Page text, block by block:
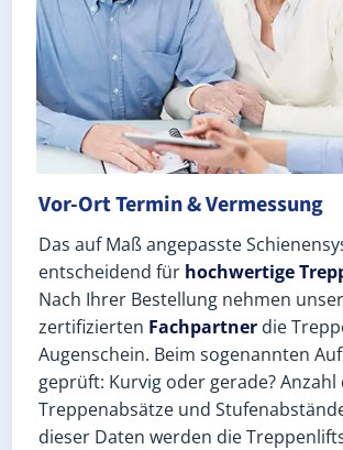
Vor-Ort Termin & Vermessung
Das auf Maß angepasste
entscheidend für hochwertige
Nach Ihrer Bestellung nehmen
zertifizierten Fachpartner die
Augenschein. Beim sogenannten
geprüft: Kurvig oder gerade? Anzahl
Treppenabsätze und
dieser Daten werden die